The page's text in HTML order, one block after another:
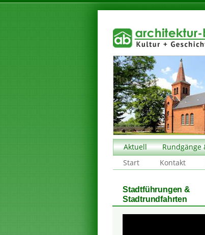
Aktuell Rundgänge
Start
Kontakt
Stadtführungen &
Stadtrundfahrten